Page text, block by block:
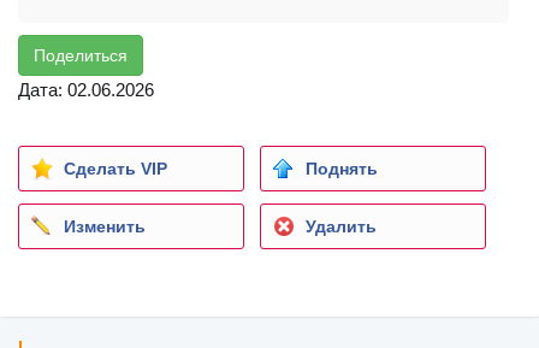
Поделиться
Дата: 02.06.2026
Сделать VIP Поднять
Изменить Удалить